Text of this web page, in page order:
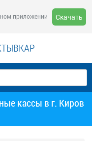
приложении
Скачать
кассы в г. Киров